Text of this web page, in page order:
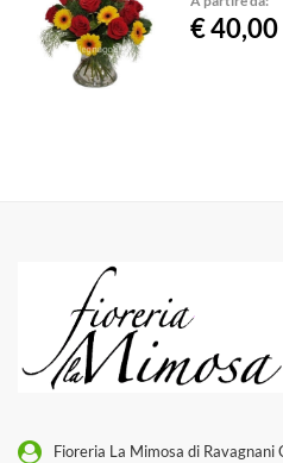
€ 40,00
Fioreria La Mimosa di Ravagnani